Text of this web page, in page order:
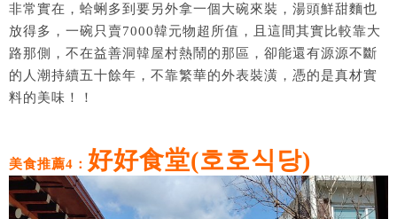
非常實在，蛤蜊多到要另外拿一個大碗來裝，湯頭鮮甜麵也
放得多，一碗只賣7000韓元物超所值，且這間其實比較靠大
路那側，不在益善洞韓屋村熱鬧的那區，卻能還有源源不斷
的人潮持續五十餘年，不靠繁華的外表裝潢，憑的是真材實
料的美味！！
美食推薦4： 好好食堂(호호식당)